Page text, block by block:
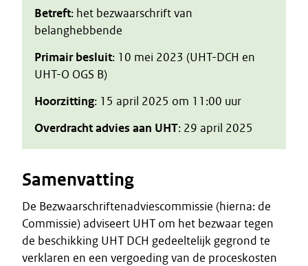
Betreft: het bezwaarschrift van
belanghebbende
Primair besluit: 10 mei 2023 (UHT-DCH en
UHT-O OGS B)
Hoorzitting: 15 april 2025 om 11:00 uur
Overdracht advies aan UHT: 29 april 2025
Samenvatting
De Bezwaarschriftenadviescommissie (hierna: de
Commissie) adviseert UHT om het bezwaar tegen
de beschikking UHT DCH gedeeltelijk gegrond te
verklaren en een vergoeding van de proceskosten